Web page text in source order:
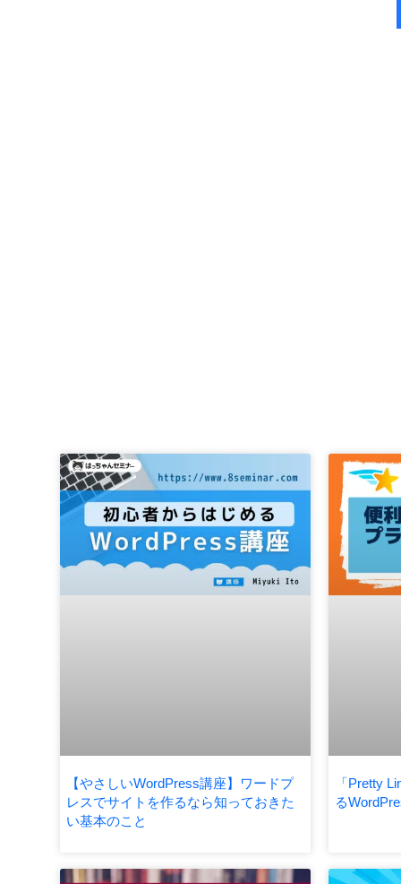
【やさしいWordPress講座】ワードプ
レスでサイトを作るなら知っておきた
い基本のこと
「Pretty
る